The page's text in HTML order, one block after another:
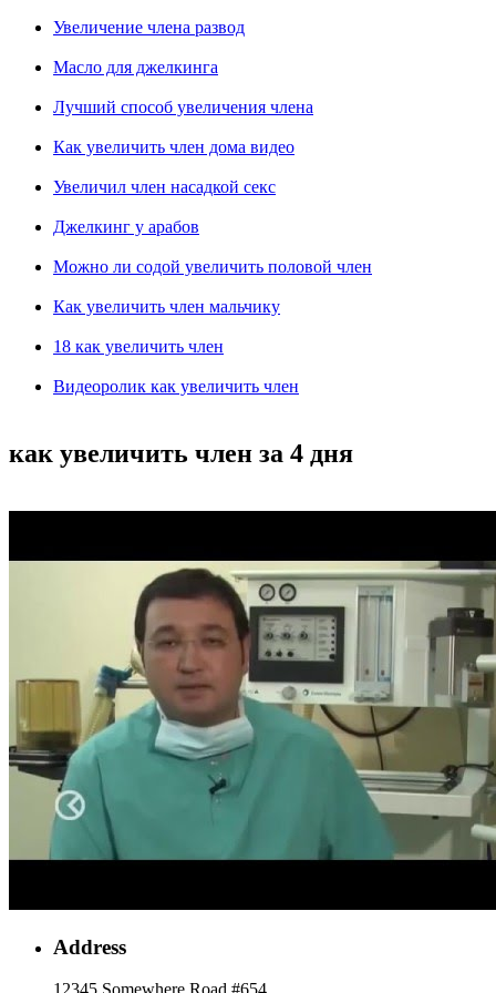
Увеличение члена развод
Масло для джелкинга
Лучший способ увеличения члена
Как увеличить член дома видео
Увеличил член насадкой секс
Джелкинг у арабов
Можно ли содой увеличить половой член
Как увеличить член мальчику
18 как увеличить член
Видеоролик как увеличить член
как увеличить член за 4 дня
Address